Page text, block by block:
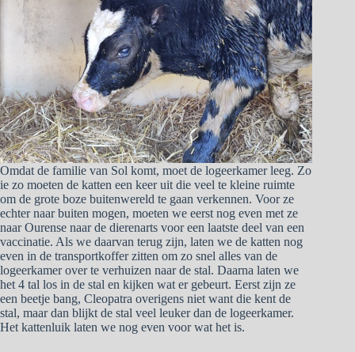
Omdat de familie van Sol komt, moet de logeerkamer leeg. Zo
ie zo moeten de katten een keer uit die veel te kleine ruimte
om de grote boze buitenwereld te gaan verkennen. Voor ze
echter naar buiten mogen, moeten we eerst nog even met ze
naar Ourense naar de dierenarts voor een laatste deel van een
vaccinatie. Als we daarvan terug zijn, laten we de katten nog
even in de transportkoffer zitten om zo snel alles van de
logeerkamer over te verhuizen naar de stal. Daarna laten we
het 4 tal los in de stal en kijken wat er gebeurt. Eerst zijn ze
een beetje bang, Cleopatra overigens niet want die kent de
stal, maar dan blijkt de stal veel leuker dan de logeerkamer.
Het kattenluik laten we nog even voor wat het is.